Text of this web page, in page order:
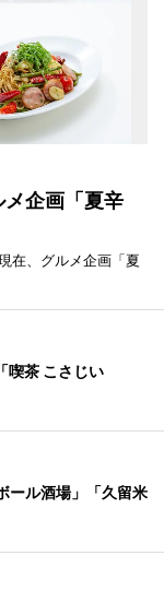
企画「夏辛
在、グルメ企画「夏
喫茶 こさじい
ール酒場」「久留米